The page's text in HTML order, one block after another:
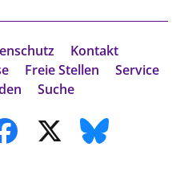
Kontakt
Freie Stellen
Service
Suche